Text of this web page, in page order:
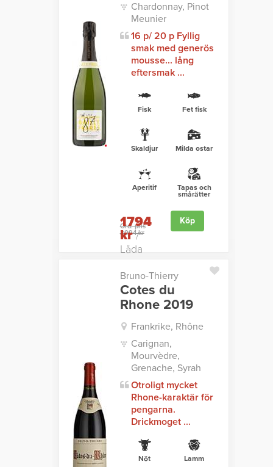
Chardonnay, Pinot
Meunier
16 p/ 20 p Fyllig
smak med generös
mousse... lång
eftersmak ...
Fisk Fet fisk
Skaldjur Milda ostar
Aperitif Tapas och
smårätter
Ord. pris
2094 kr
1794
kr/
Låda
Köp
Bruno-Thierry
Cotes du
Rhone 2019
Frankrike, Rhône
Carignan,
Mourvèdre,
Grenache, Syrah
Otroligt mycket
Rhone-karaktär för
pengarna.
Drickmoget ...
Nöt Lamm